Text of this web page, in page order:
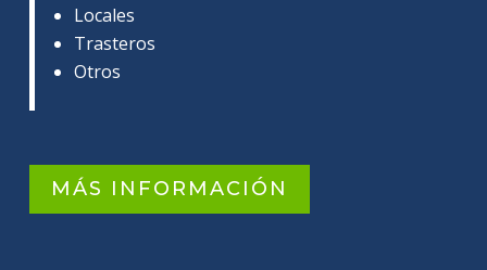
Locales
Trasteros
Otros
MÁS INFORMACIÓN